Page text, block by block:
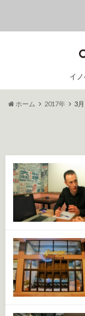
イ
ホーム 2017年 3月